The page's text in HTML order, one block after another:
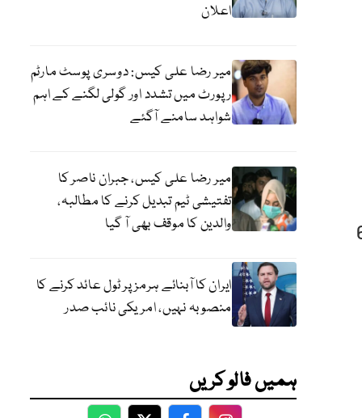
میں کورونا وائرس سے مزید 6
اعلان
میر رضا علی کیس: دوسری پوسٹ مارٹم
رپورٹ میں تشدد اور گولی لگنے کے اہم
شواہد سامنے آگئے
میر رضا علی کیس، جبران ناصر کا
تفتیشی ٹیم تبدیل کرنے کا مطالبہ،
والدین کا موقف بھی آ گیا
ایران کا آبنائے ہرمز پر ٹول عائد کرنے کا
منصوبہ نہیں، امریکی نائب صدر
ہمیں فالو کریں